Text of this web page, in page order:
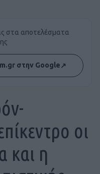
στα αποτελέσματα
στην Google↗
οι
και η